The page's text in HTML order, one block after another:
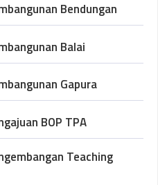
Bendungan
Balai
Gapura
BOP TPA
Teaching